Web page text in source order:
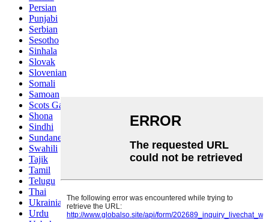
Persian
Punjabi
Serbian
Sesotho
Sinhala
Slovak
Slovenian
Somali
Samoan
Scots Gaelic
Shona
Sindhi
Sundanese
Swahili
Tajik
Tamil
Telugu
Thai
Ukrainian
Urdu